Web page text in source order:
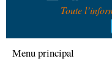
Toute
Menu principal